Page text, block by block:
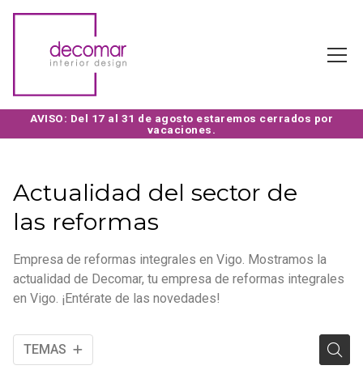
Actualidad del sector de
las reformas
Empresa de reformas integrales en Vigo. Mostramos la
actualidad de Decomar, tu empresa de reformas integrales
en Vigo. ¡Entérate de las novedades!
TEMAS